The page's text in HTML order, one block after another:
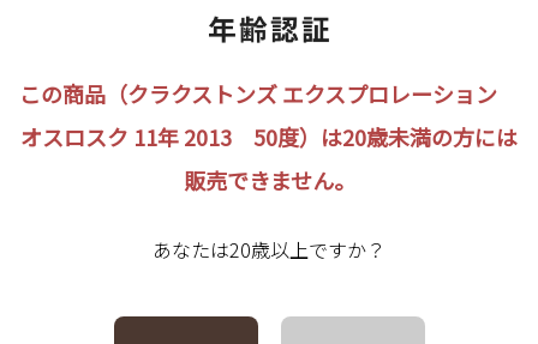
この商品（クラクストンズ エクスプロレーション
オスロスク 11年 2013 50度）は20歳未満の方には
販売できません。
あなたは20歳以上ですか？